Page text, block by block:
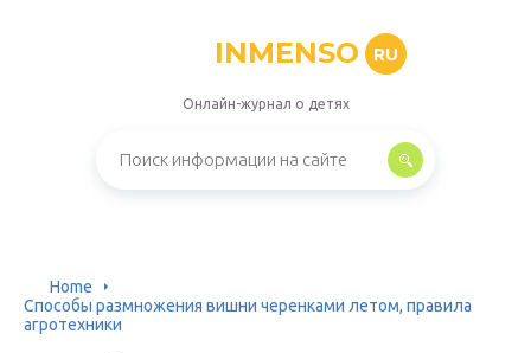
INMENSO RU
Онлайн-журнал о детях
Home
Способы размножения вишни черенками летом, правила
агротехники